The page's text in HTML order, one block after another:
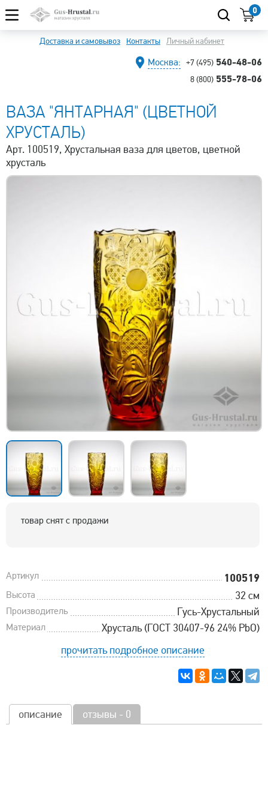
0
Доставка и самовывоз Контакты Личный кабинет
Москва: +7 (495) 540-48-06
8 (800) 555-78-06
ВАЗА "ЯНТАРНАЯ" (ЦВЕТНОЙ
ХРУСТАЛЬ)
Арт. 100519, Хрустальная ваза для цветов, цветной
хрусталь
товар снят с продажи
Артикул 100519
Высота 32 см
Производитель Гусь-Хрустальный
Материал
Хрусталь (ГОСТ 30407-96 24% PbO)
прочитать подробное описание
описание отзывы - 0